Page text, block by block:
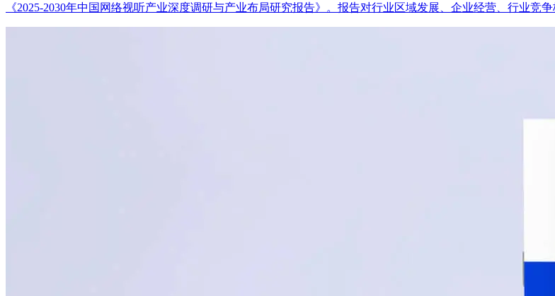
《2025-2030年中国网络视听产业深度调研与产业布局研究报告》。报告对行业区域发展、企业经营、行业竞